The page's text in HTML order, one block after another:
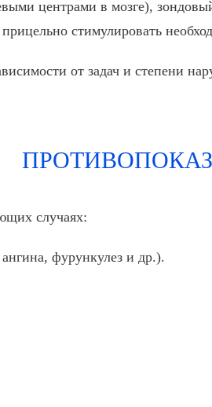
центрами в мозге),
стимулировать
от задач и степени
случаях:
фурункулез и др.).